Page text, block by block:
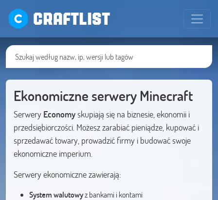
CRAFTLIST
Ekonomiczne serwery Minecraft
Serwery Economyskupiają się na biznesie, ekonomii i
przedsiębiorczości. Możesz zarabiać pieniądze, kupować i
sprzedawać towary, prowadzić firmy i budować swoje
ekonomiczne imperium.
Serwery ekonomiczne zawierają:
System walutowyz bankami i kontami